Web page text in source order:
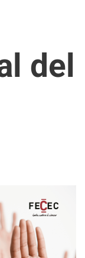
del